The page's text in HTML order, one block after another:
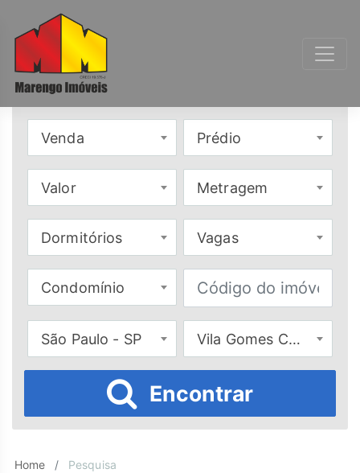
Venda Prédio
Valor Metragem
Dormitórios Vagas
Condomínio
São Paulo - SP Vila Gomes Cardim
Encontrar
Home Pesquisa